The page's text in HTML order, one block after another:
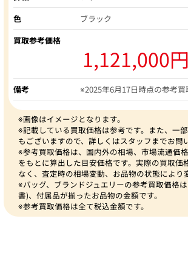
色
ブラック
買取参考価格
1,121,000円
備考 ※2025年6月17日時点の参考買
※画像はイメージとなります。
※記載している買取価格は参考です。また、一
もございますので、詳しくはスタッフまでお問
※参考買取価格は、国内外の相場、市場流通価
をもとに算出した目安価格です。実際の買取価
なく、査定時の相場変動、お品物の状態により
※バッグ、ブランドジュエリーの参考買取価格
書)、付属品が揃ったお品物の金額です。
※参考買取価格は全て税込金額です。